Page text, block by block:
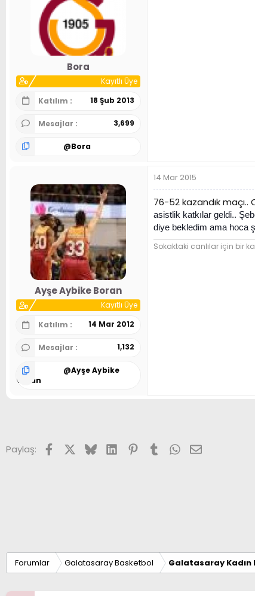
Bora
Kayıtlı Üye
Katılım
18 Şub 2013
Mesajlar 3,699
@Bora
Ayşe Aybike Boran
Kayıtlı Üye
Katılım
14 Mar 2012
Mesajlar 1,132
@Ayşe Aybike
Boran
14 Mar 2015
76-52 kazandık maçı..
asistlik katkılar geldi..
diye bekledim ama hoca
Sokaktaki canlılar için bir
Paylaş: FacebookX (Twitter)
BlueskyLinkedInPinterest
Tumblr WhatsApp
E-posta
Forumlar Galatasaray Basketbol Galatasaray Kadın